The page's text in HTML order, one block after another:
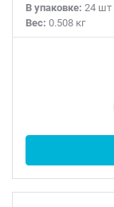
В упаковке: 24 шт
Вес: 0.508 кг